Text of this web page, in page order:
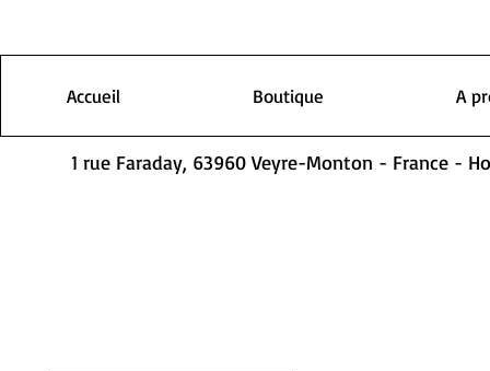
Accueil Boutique A
1 rue Faraday, 63960 Veyre-Monton - France -